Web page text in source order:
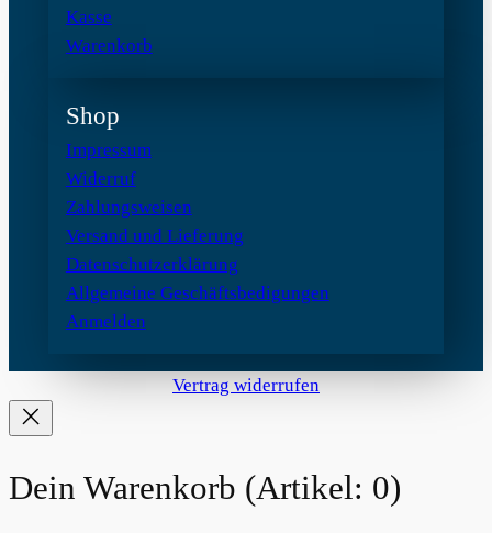
Kasse
Warenkorb
Shop
Impressum
Widerruf
Zahlungsweisen
Versand und Lieferung
Datenschutzerklärung
Allgemeine Geschäftsbedigungen
Anmelden
Vertrag widerrufen
Dein Warenkorb (Artikel: 0)